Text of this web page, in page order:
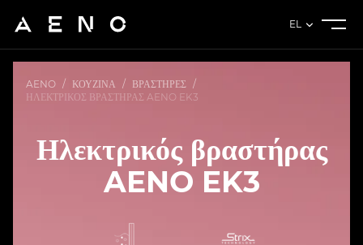
EL
AENO / ΚΟΥΖΊΝΑ / ΒΡΑΣΤΉΡΕΣ /
ΗΛΕΚΤΡΙΚΌΣ ΒΡΑΣΤΉΡΑΣ AENO EK3
Ηλεκτρικός βραστήρας
AENO EK3